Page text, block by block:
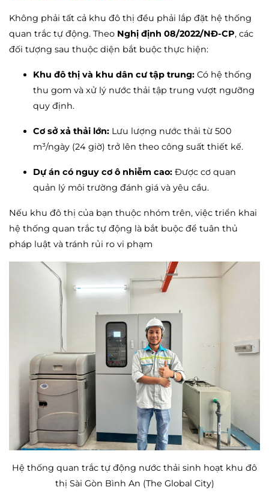
Không phải tất cả khu đô thị đều phải lắp đặt hệ thống
quan trắc tự động. Theo Nghị định 08/2022/NĐ-CP, các
đối tượng sau thuộc diện bắt buộc thực hiện:
Khu đô thị và khu dân cư tập trung: Có hệ thống
thu gom và xử lý nước thải tập trung vượt ngưỡng
quy định.
Cơ sở xả thải lớn: Lưu lượng nước thải từ 500
m³/ngày (24 giờ) trở lên theo công suất thiết kế.
Dự án có nguy cơ ô nhiễm cao: Được cơ quan
quản lý môi trường đánh giá và yêu cầu.
Nếu khu đô thị của bạn thuộc nhóm trên, việc triển khai
hệ thống quan trắc tự động là bắt buộc để tuân thủ
pháp luật và tránh rủi ro vi phạm
Hệ thống quan trắc tự động nước thải sinh hoạt khu đô
thị Sài Gòn Bình An (The Global City)